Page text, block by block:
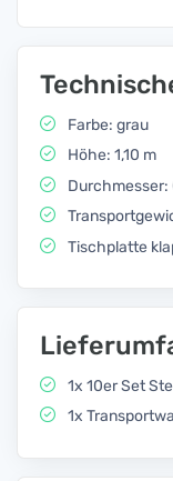
Farbe: grau
Höhe: 1,10 m
Durchmesser:
Tischplatte
1x 10er Set
1x